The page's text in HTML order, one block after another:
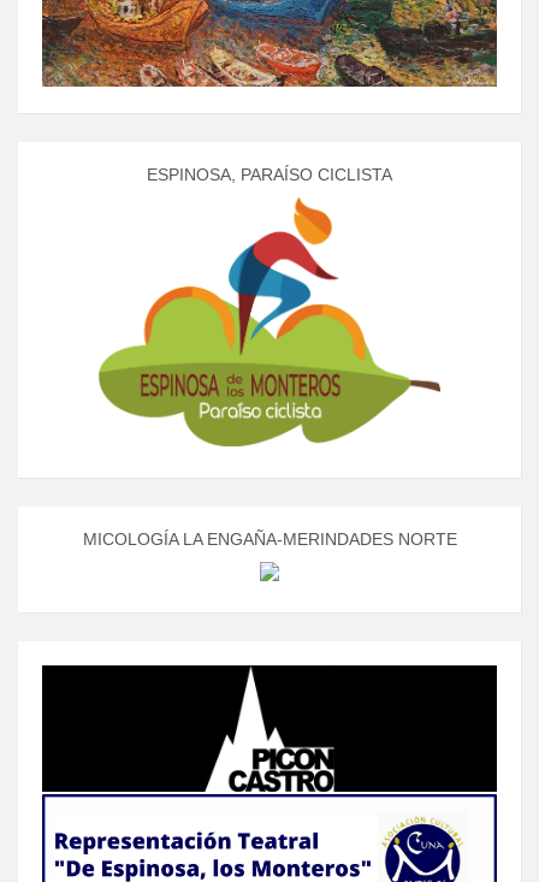
ESPINOSA, PARAÍSO CICLISTA
MICOLOGÍA LA ENGAÑA-MERINDADES NORTE